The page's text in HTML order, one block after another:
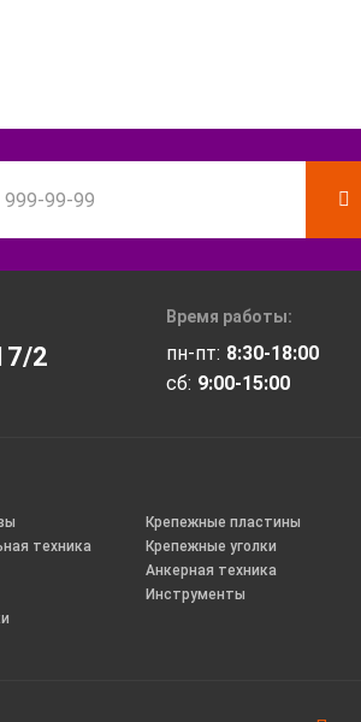
2
Время работы:
пн-пт: 8:30-18:00
сб: 9:00-15:00
техника
Крепежные пластины
Крепежные уголки
Анкерная техника
Инструменты